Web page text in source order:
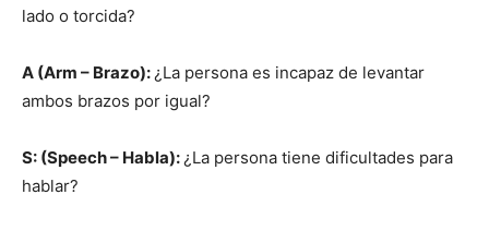
lado o torcida?
A (Arm – Brazo):¿La persona es incapaz de levantar
ambos brazos por igual?
S: (Speech – Habla):¿La persona tiene dificultades para
hablar?